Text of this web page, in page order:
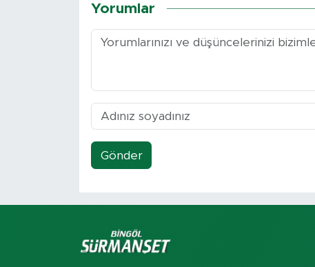
Yorumlar
Gönder